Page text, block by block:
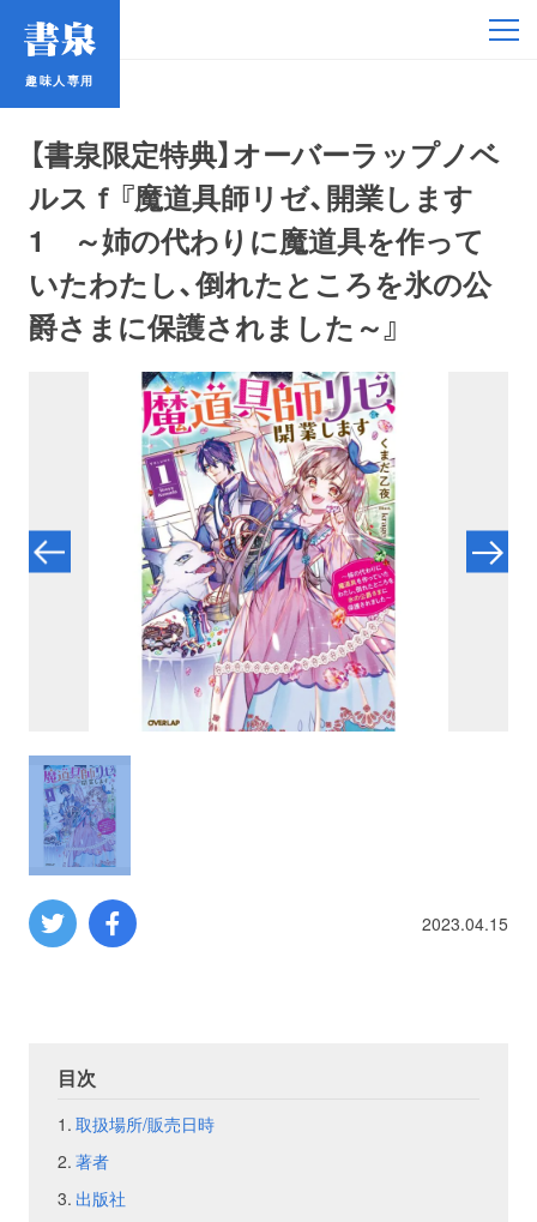
趣味人専用
【書泉限定特典】オーバーラップノベ
ルスｆ『魔道具師リゼ、開業します
1 ～姉の代わりに魔道具を作って
いたわたし、倒れたところを氷の公
爵さまに保護されました～』
2023.04.15
目次
取扱場所/販売日時
著者
出版社
趣味人専用
アイドル
鉄道・バス
コミック・ラノベ
プロレス
コンピューター
ミリタリー
その他
イベント
お問い合わせ